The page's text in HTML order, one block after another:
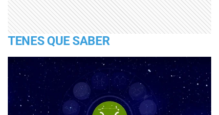
TENES QUE SABER